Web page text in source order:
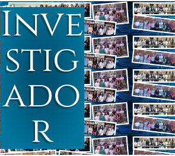
Inve
stig
ado
r